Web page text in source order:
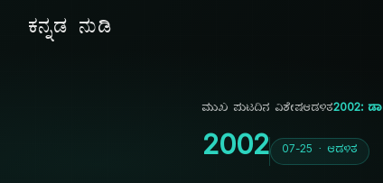
ಕನ್ನಡ ನುಡಿ
ಮುಖ ಪುಟದಿನ ವಿಶೇಷಆಡಳಿತ2002:
2002 07-25 · ಆಡಳಿತ